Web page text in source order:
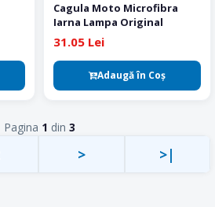
Cagula Moto Microfibra
Iarna Lampa Original
31.05 Lei
Adaugă în Coş
Pagina 1 din 3
> >|